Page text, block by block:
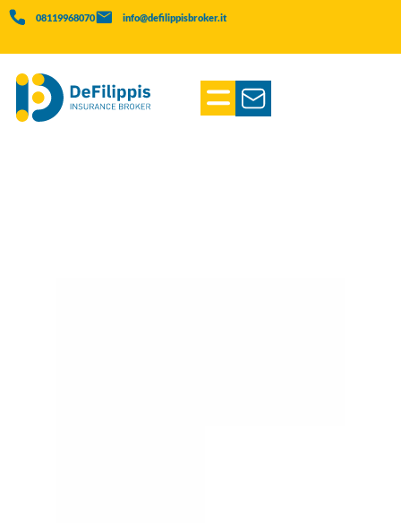
08119968070 info@defilippisbroker.it